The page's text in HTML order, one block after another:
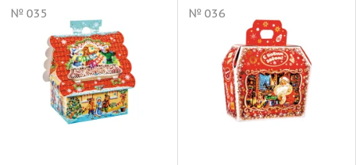
№ 035 № 036